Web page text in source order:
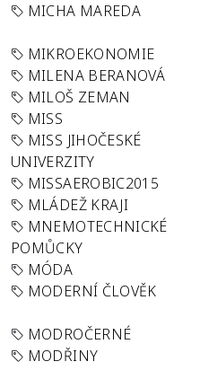
MICHA MAREDA
MIKROEKONOMIE
MILENA BERANOVÁ
MILOŠ ZEMAN
MISS
MISS JIHOČESKÉ
UNIVERZITY
MISSAEROBIC2015
MLÁDEŽ KRAJI
MNEMOTECHNICKÉ
POMŮCKY
MÓDA
MODERNÍ ČLOVĚK
MODROČERNÉ
MODŘINY